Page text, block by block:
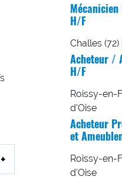
H/F
Challes
Acheteur /
H/F
Roissy-en-
d'Oise
Acheteur
et
Roissy-en-
d'Oise